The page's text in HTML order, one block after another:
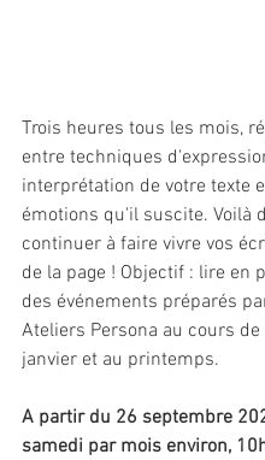
Trois heures tous les mois,
entre techniques
interprétation de votre texte
émotions qu'il suscite. Voilà
continuer à faire vivre vos
de la page ! Objectif : lire en
des événements préparés
Ateliers Persona au cours de
janvier et au printemps.
A partir du 26 septembre
samedi par mois environ,